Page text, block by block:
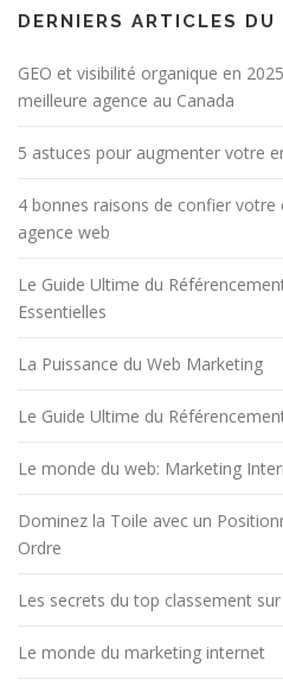
DERNIERS ARTICLES DU
GEO et visibilité organique en
meilleure agence au Canada
5 astuces pour augmenter votre
4 bonnes raisons de confier
agence web
Le Guide Ultime du
Essentielles
La Puissance du Web Marketing
Le Guide Ultime du
Le monde du web: Marketing
Dominez la Toile avec un
Ordre
Les secrets du top classement
Le monde du marketing internet